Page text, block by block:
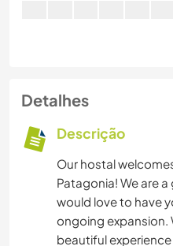
Detalhes
Descrição
Our hostal
Patagonia! We are
would love to have
ongoing expansion.
beautiful